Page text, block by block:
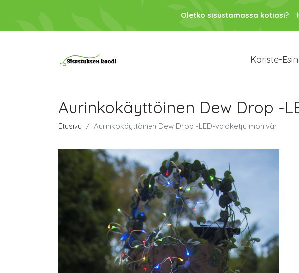
Oletko sisustamassa kotiasi?
Koriste-
Aurinkokäyttöinen Dew Drop -
Etusivu Aurinkokäyttöinen Dew Drop -LED-valoketju moniväri